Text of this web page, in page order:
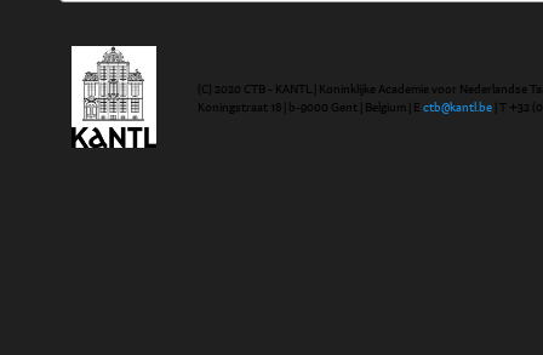
(C) 2020 CTB - KANTL | Koninklijke Academie voor Nederlandse
Koningstraat 18 | b-9000 Gent | Belgium | E ctb@kantl.be | T +32